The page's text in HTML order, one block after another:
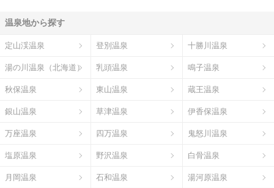
温泉地から探す
定山渓温泉 登別温泉 十勝川温泉
湯の川温泉（北海道） 乳頭温泉 鳴子温泉
秋保温泉 東山温泉 蔵王温泉
銀山温泉 草津温泉 伊香保温泉
万座温泉 四万温泉 鬼怒川温泉
塩原温泉 野沢温泉 白骨温泉
月岡温泉 石和温泉 湯河原温泉